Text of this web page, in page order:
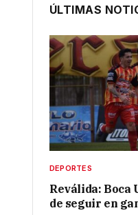
ÚLTIMAS
DEPORTES
Reválida: Boca
de seguir en